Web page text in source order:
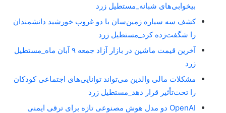
بیخوابی‌های شبانه_مستطیل زرد
کشف سه سیاره زمین‌سان با دو غروب خورشید دانشمندان
را شگفت‌زده کرد_مستطیل زرد
آخرین قیمت ماشین در بازار آزاد جمعه ۹ آبان ماه_مستطیل
زرد
مشکلات مالی والدین می‌تواند توانایی‌های اجتماعی کودکان
را تحت‌تأثیر قرار دهد_مستطیل زرد
OpenAI دو مدل هوش مصنوعی تازه برای ترقی ایمنی